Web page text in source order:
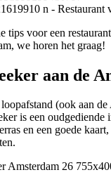
tips voor een
we horen het graag!
aan de
(ook aan
is een oudgediende
en een goede